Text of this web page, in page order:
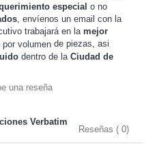
especial o no
, envíenos un email con la
trabajará en la mejor
volumen de piezas, asi
dentro de la Ciudad de
una reseña
Verbatim
Reseñas ( 0)